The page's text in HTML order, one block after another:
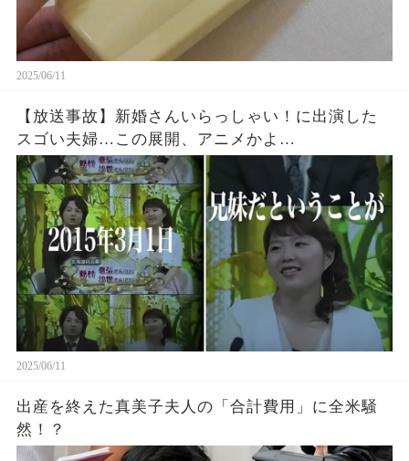
2025/06/11
【放送事故】新婚さんいらっしゃい！に出演した
スゴい夫婦…この展開、アニメかよ…
2025/06/11
出産を終えた真美子夫人の「合計費用」に全米騒
然！？